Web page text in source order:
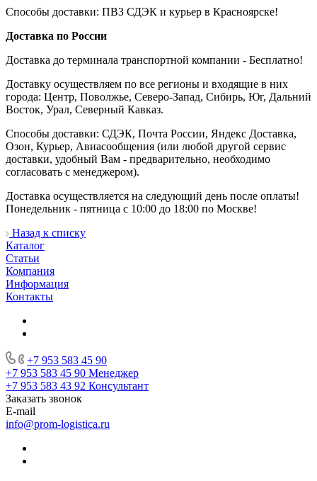
Способы доставки: ПВЗ СДЭК и курьер в Красноярске!
Доставка по России
Доставка до терминала транспортной компании - Бесплатно!
Доставку осуществляем по все регионы и входящие в них
города: Центр, Поволжье, Северо-Запад, Сибирь, Юг, Дальний
Восток, Урал, Северный Кавказ.
Способы доставки: СДЭК, Почта России, Яндекс Доставка,
Озон, Курьер, Авиасообщения (или любой другой сервис
доставки, удобный Вам - предварительно, необходимо
согласовать с менеджером).
Доставка осуществляется на следующий день после оплаты!
Понедельник - пятница с 10:00 до 18:00 по Москве!
Назад к списку
Каталог
Статьи
Компания
Информация
Контакты
+7 953 583 45 90
+7 953 583 45 90 Менеджер
+7 953 583 43 92 Консультант
Заказать звонок
E-mail
info@prom-logistica.ru